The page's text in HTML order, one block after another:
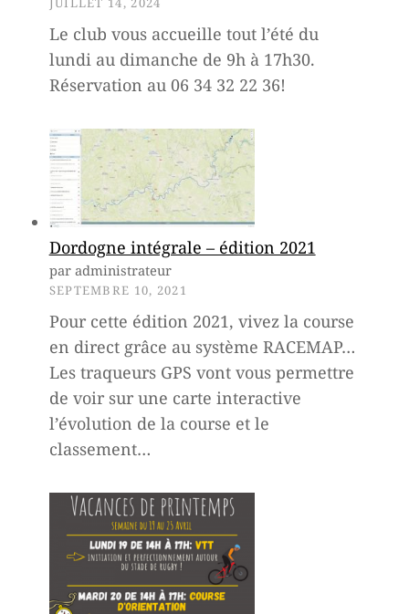
j
e
u
n
s
J
u
i
l
l
e
t
0
2
4
!
Le club vous accueille tout l’été du
lundi au dimanche de 9h à 17h30.
Réservation au 06 34 32 22 36!
Dordogne intégrale – édition 2021
par administrateur
SEPTEMBRE 10, 2021
Pour cette édition 2021, vivez la course
en direct grâce au système RACEMAP…
Les traqueurs GPS vont vous permettre
de voir sur une carte interactive
l’évolution de la course et le
classement…